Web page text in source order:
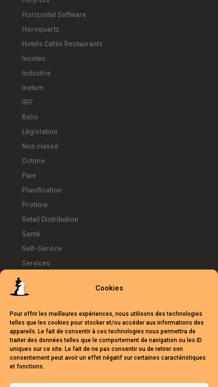
Cookies
Pour offrir les meilleures expériences, nous utilisons des technologies
telles que les cookies pour stocker et/ou accéder aux informations des
appareils. Le fait de consentir à ces technologies nous permettra de
traiter des données telles que le comportement de navigation ou les ID
uniques sur ce site. Le fait de ne pas consentir ou de retirer son
consentement peut avoir un effet négatif sur certaines caractéristiques
et fonctions.
Horizontal Software
Horoquartz
Hotels Cafés Restaurants
Incotec
Industrie
Inetum
IRP
Kelio
Législation
Non classé
Octime
Paie
Planification
Protime
Retail Distribution
Santé
Self-Service
Services
Télétravail
Temps d'Avance
UKG
Webinars